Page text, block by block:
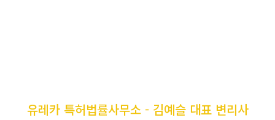
유레카 특허법률사무소 - 김예슬 대표 변리사